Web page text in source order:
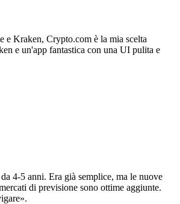
e Kraken, Crypto.com è la mia scelta
e un'app fantastica con una UI pulita e
4-5 anni. Era già semplice, ma le nuove
di previsione sono ottime aggiunte.